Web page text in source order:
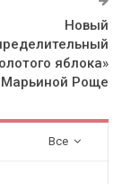
Новый
яблока»
Марьиной Роще
Все